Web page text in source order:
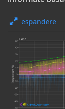
espandere